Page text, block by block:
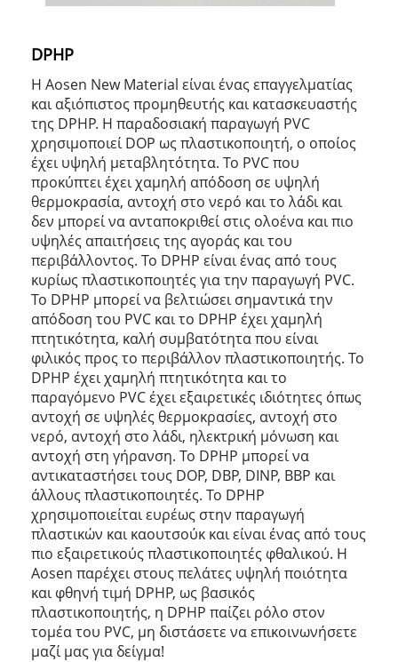
DPHP
Η Aosen New Material είναι ένας επαγγελματίας
και αξιόπιστος προμηθευτής και κατασκευαστής
της DPHP. Η παραδοσιακή παραγωγή PVC
χρησιμοποιεί DOP ως πλαστικοποιητή, ο οποίος
έχει υψηλή μεταβλητότητα. Το PVC που
προκύπτει έχει χαμηλή απόδοση σε υψηλή
θερμοκρασία, αντοχή στο νερό και το λάδι και
δεν μπορεί να ανταποκριθεί στις ολοένα και πιο
υψηλές απαιτήσεις της αγοράς και του
περιβάλλοντος. Το DPHP είναι ένας από τους
κυρίως πλαστικοποιητές για την παραγωγή PVC.
Το DPHP μπορεί να βελτιώσει σημαντικά την
απόδοση του PVC και το DPHP έχει χαμηλή
πτητικότητα, καλή συμβατότητα που είναι
φιλικός προς το περιβάλλον πλαστικοποιητής. Το
DPHP έχει χαμηλή πτητικότητα και το
παραγόμενο PVC έχει εξαιρετικές ιδιότητες όπως
αντοχή σε υψηλές θερμοκρασίες, αντοχή στο
νερό, αντοχή στο λάδι, ηλεκτρική μόνωση και
αντοχή στη γήρανση. Το DPHP μπορεί να
αντικαταστήσει τους DOP, DBP, DINP, BBP και
άλλους πλαστικοποιητές. Το DPHP
χρησιμοποιείται ευρέως στην παραγωγή
πλαστικών και καουτσούκ και είναι ένας από τους
πιο εξαιρετικούς πλαστικοποιητές φθαλικού. Η
Aosen παρέχει στους πελάτες υψηλή ποιότητα
και φθηνή τιμή DPHP, ως βασικός
πλαστικοποιητής, η DPHP παίζει ρόλο στον
τομέα του PVC, μη διστάσετε να επικοινωνήσετε
μαζί μας για δείγμα!